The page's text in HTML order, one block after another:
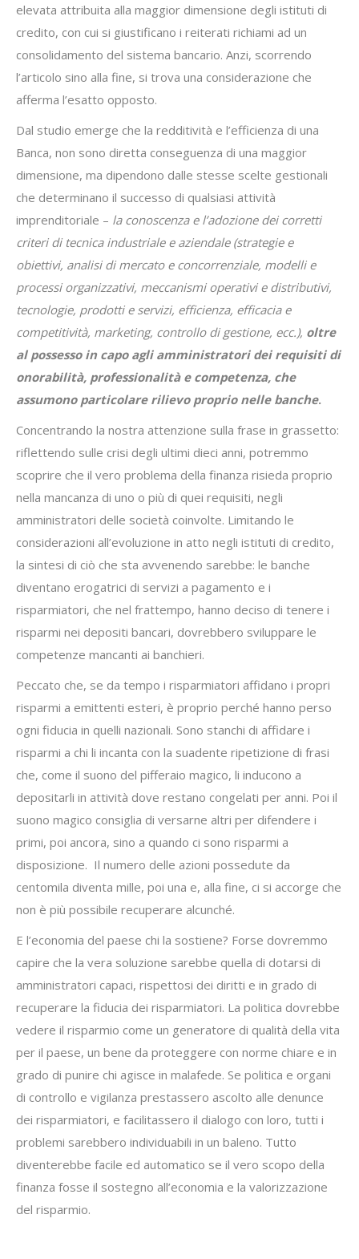
elevata attribuita alla maggior dimensione degli istituti di
credito, con cui si giustificano i reiterati richiami ad un
consolidamento del sistema bancario. Anzi, scorrendo
l’articolo sino alla fine, si trova una considerazione che
afferma l’esatto opposto.
Dal studio emerge che la redditività e l’efficienza di una
Banca, non sono diretta conseguenza di una maggior
dimensione, ma dipendono dalle stesse scelte gestionali
che determinano il successo di qualsiasi attività
imprenditoriale – la conoscenza e l’adozione dei corretti
criteri di tecnica industriale e aziendale (strategie e
obiettivi, analisi di mercato e concorrenziale, modelli e
processi organizzativi, meccanismi operativi e distributivi,
tecnologie, prodotti e servizi, efficienza, efficacia e
competitività, marketing, controllo di gestione, ecc.), oltre
al possesso in capo agli amministratori dei requisiti di
onorabilità, professionalità e competenza, che
assumono particolare rilievo proprio nelle banche.
Concentrando la nostra attenzione sulla frase in grassetto:
riflettendo sulle crisi degli ultimi dieci anni, potremmo
scoprire che il vero problema della finanza risieda proprio
nella mancanza di uno o più di quei requisiti, negli
amministratori delle società coinvolte. Limitando le
considerazioni all’evoluzione in atto negli istituti di credito,
la sintesi di ciò che sta avvenendo sarebbe: le banche
diventano erogatrici di servizi a pagamento e i
risparmiatori, che nel frattempo, hanno deciso di tenere i
risparmi nei depositi bancari, dovrebbero sviluppare le
competenze mancanti ai banchieri.
Peccato che, se da tempo i risparmiatori affidano i propri
risparmi a emittenti esteri, è proprio perché hanno perso
ogni fiducia in quelli nazionali. Sono stanchi di affidare i
risparmi a chi li incanta con la suadente ripetizione di frasi
che, come il suono del pifferaio magico, li inducono a
depositarli in attività dove restano congelati per anni. Poi il
suono magico consiglia di versarne altri per difendere i
primi, poi ancora, sino a quando ci sono risparmi a
disposizione. Il numero delle azioni possedute da
centomila diventa mille, poi una e, alla fine, ci si accorge che
non è più possibile recuperare alcunché.
E l’economia del paese chi la sostiene? Forse dovremmo
capire che la vera soluzione sarebbe quella di dotarsi di
amministratori capaci, rispettosi dei diritti e in grado di
recuperare la fiducia dei risparmiatori. La politica dovrebbe
vedere il risparmio come un generatore di qualità della vita
per il paese, un bene da proteggere con norme chiare e in
grado di punire chi agisce in malafede. Se politica e organi
di controllo e vigilanza prestassero ascolto alle denunce
dei risparmiatori, e facilitassero il dialogo con loro, tutti i
problemi sarebbero individuabili in un baleno. Tutto
diventerebbe facile ed automatico se il vero scopo della
finanza fosse il sostegno all’economia e la valorizzazione
del risparmio.